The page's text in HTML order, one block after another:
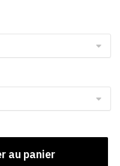
au panier